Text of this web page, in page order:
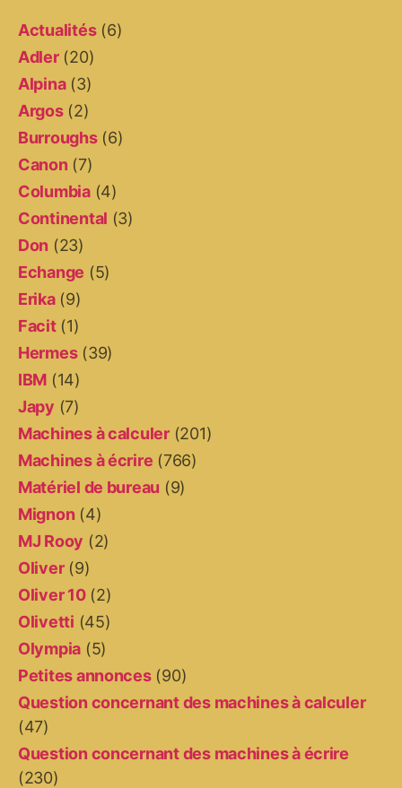
Actualités(6)
Adler(20)
Alpina(3)
Argos(2)
Burroughs(6)
Canon (7)
Columbia(4)
Continental (3)
Don (23)
Echange (5)
Erika(9)
Facit(1)
Hermes(39)
IBM (14)
Japy (7)
Machines à calculer(201)
Machines à écrire (766)
Matériel de bureau (9)
Mignon (4)
MJ Rooy (2)
Oliver(9)
Oliver 10(2)
Olivetti (45)
Olympia (5)
Petites annonces(90)
Question concernant des machines à calculer
(47)
Question concernant des machines à écrire
(230)